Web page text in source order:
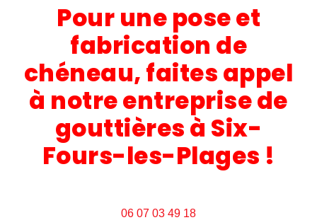
Pour une pose et
fabrication de
chéneau, faites appel
à notre entreprise de
gouttières à Six-
Fours-les-Plages !
06 07 03 49 18